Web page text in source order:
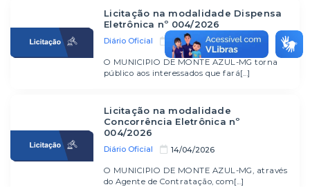
Diário Oficial 15/04/2026
Licitação na modalidade Dispensa
Eletrônica nº 004/2026
O MUNICIPIO DE MONTE AZUL-MG torna
público aos interessados que fará[...]
Diário Oficial 14/04/2026
Licitação na modalidade
Concorrência Eletrônica nº
004/2026
O MUNICIPIO DE MONTE AZUL-MG, através
do Agente de Contratação, com[...]